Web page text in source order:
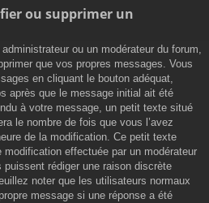
ou supprimer un
ou un modérateur du forum,
que vos propres messages. Vous
en cliquant le bouton adéquat,
après que le message initial ait été
à votre message, un petit texte situé
le nombre de fois que vous l’avez
de la modification. Ce petit texte
modification effectuée par un modérateur
puissent rédiger une raison discrète
noter que les utilisateurs normaux
message si une réponse a été